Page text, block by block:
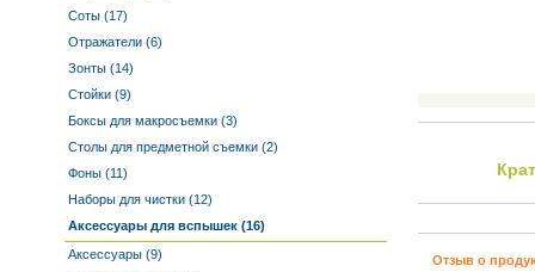
Соты (17)
Отражатели (6)
Зонты (14)
Стойки (9)
Боксы для макросъемки (3)
Столы для предметной съемки (2)
Фоны (11)
Наборы для чистки (12)
Аксессуары для вспышек (16)
Аксессуары (9)
Отзыв о